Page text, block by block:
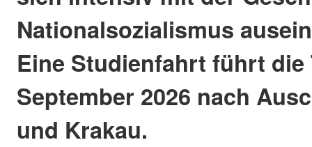
Nationalsozialismus
Eine Studienfahrt führt die
September 2026 nach
und Krakau.